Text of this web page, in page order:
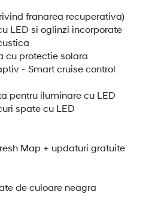
franarea recuperativa)
LED si oglinzi incorporate
cu protectie solara
- Smart cruise control
pentru iluminare cu LED
spate cu LED
Map + updaturi gratuite
de culoare neagra